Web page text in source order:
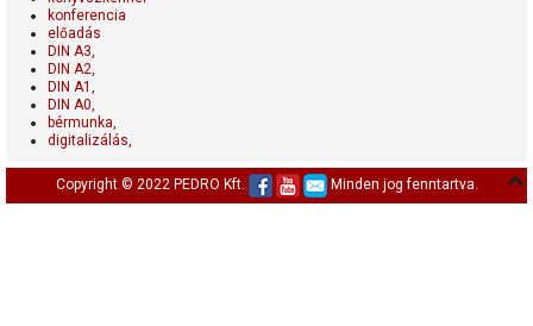
konferencia
előadás
DIN A3,
DIN A2,
DIN A1,
DIN A0,
bérmunka,
digitalizálás,
Copyright © 2022 PEDRO Kft. Minden jog fenntartva.